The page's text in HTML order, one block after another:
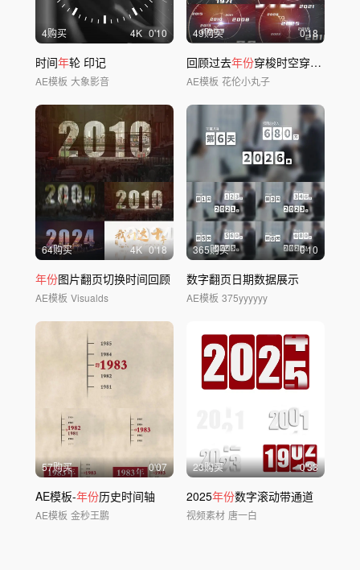
4购买 4K 0'10
时间年轮 印记
AE模板 大象影音
49购买 0'18
回顾过去年份穿梭时空穿梭时间穿梭
AE模板 花伦小丸子
64购买 4K 0'18
年份图片翻页切换时间回顾
AE模板 Visualds
365购买 0'10
数字翻页日期数据展示
AE模板 375yyyyyy
57购买 0'07
AE模板-年份历史时间轴
AE模板 金秒王鹏
23购买 0'33
2025年份数字滚动带通道
视频素材 唐一白